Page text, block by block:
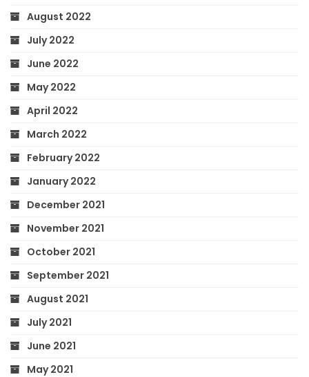
August 2022
July 2022
June 2022
May 2022
April 2022
March 2022
February 2022
January 2022
December 2021
November 2021
October 2021
September 2021
August 2021
July 2021
June 2021
May 2021